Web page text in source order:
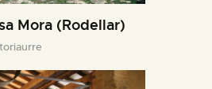
Mora (Rodellar)